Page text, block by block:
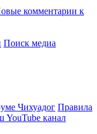
комментарии к
Поиск медиа
Чихуадог Правила
YouTube канал